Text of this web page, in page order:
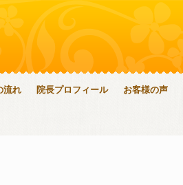
流れ 院長プロフィール お客様の声